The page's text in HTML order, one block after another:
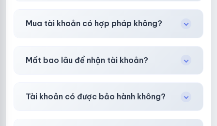
phòng.
Mua tài khoản có hợp pháp không?
ràng trước khi bạn mua.
Mất bao lâu để nhận tài khoản?
toán thành công.
Tài khoản có được bảo hành không?